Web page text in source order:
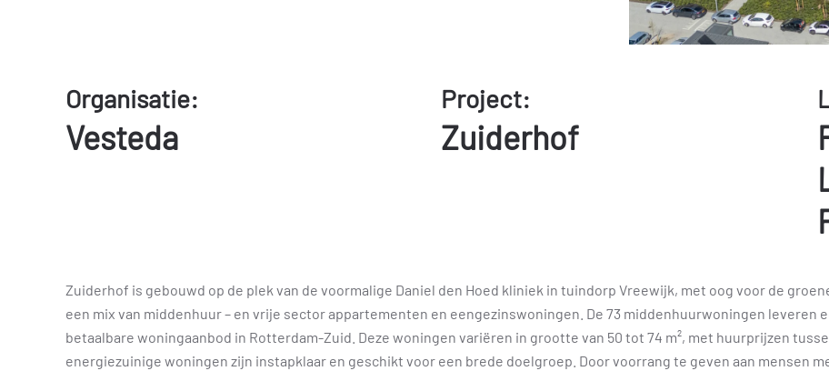
Organisatie:
Vesteda
Project:
Zuiderhof
Zuiderhof is gebouwd op de plek van de voormalige Daniel den Hoed kliniek in tuindorp Vreewijk, met oog voor de
een mix van middenhuur – en vrije sector appartementen en eengezinswoningen. De 73 middenhuurwoningen leveren
betaalbare woningaanbod in Rotterdam-Zuid. Deze woningen variëren in grootte van 50 tot 74 m², met huurprijzen
energiezuinige woningen zijn instapklaar en geschikt voor een brede doelgroep. Door voorrang te geven aan mensen